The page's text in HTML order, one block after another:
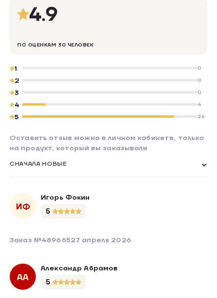
СНАЧАЛА НОВЫЕ
ИФ
Игорь Фокин
5
Заказ №48966527 апреля 2026
АА
Александр Абрамов
5
4.9
ПО ОЦЕНКАМ 30 ЧЕЛОВЕК
1 0
2 0
3 0
4 4
5 26
Оставить отзыв можно в личном кабинете, только
на продукт, который вы заказывали